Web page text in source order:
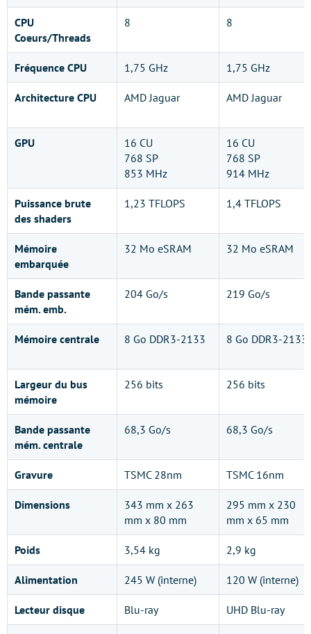
CPU
Coeurs/Threads
8 8
Fréquence CPU 1,75 GHz 1,75 GHz
Architecture CPU AMD Jaguar AMD Jaguar
GPU
16 CU
768 SP
853 MHz
16 CU
768 SP
914 MHz
Puissance brute
des shaders
1,23 TFLOPS 1,4 TFLOPS
Mémoire
embarquée
32 Mo eSRAM 32 Mo eSRAM
Bande passante
mém. emb.
204 Go/s 219 Go/s
Mémoire centrale 8 Go DDR3-2133 8 Go DDR3-2133
Largeur du bus
mémoire
256 bits 256 bits
Bande passante
mém. centrale
68,3 Go/s 68,3 Go/s
Gravure TSMC 28nm TSMC 16nm
Dimensions
343 mm x 263
mm x 80 mm
295 mm x 230
mm x 65 mm
Poids 3,54 kg 2,9 kg
Alimentation 245 W (interne) 120 W (interne)
Lecteur disque Blu-ray UHD Blu-ray